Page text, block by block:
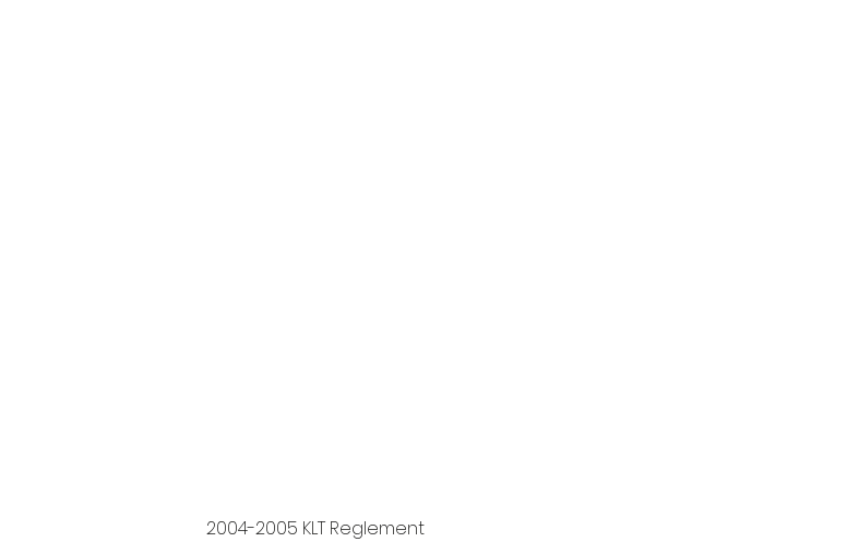
2004-2005 KLT Reglement